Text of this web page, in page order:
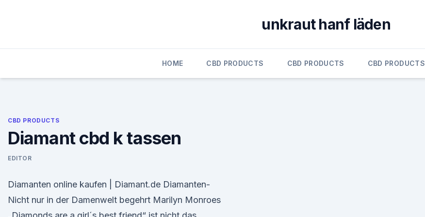
unkraut hanf läden
HOME CBD PRODUCTS CBD PRODUCTS CBD PRODUCTS
CBD PRODUCTS
Diamant cbd k tassen
EDITOR
Diamanten online kaufen | Diamant.de Diamanten-
Nicht nur in der Damenwelt begehrt Marilyn Monroes